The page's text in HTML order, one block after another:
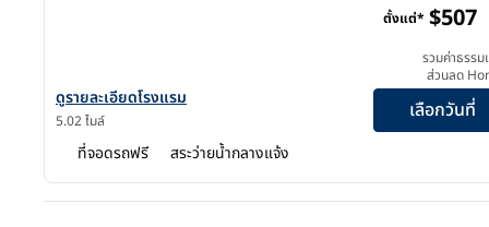
ดูรายละเอียดโรงแรมสําหรับ Tamarind Hills Resort and Villas ซึ่ง
ดูรายละเอียดโรงแรม
5.02 ไมล์
ตั้งแต่* $507
รวมค่าธรรม
ส่วนลด
เลือกวันที่
ที่จอดรถฟรี สระว่ายน้ำกลางแจ้ง